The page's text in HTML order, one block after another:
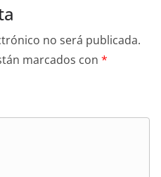
no será publicada.
marcados con *